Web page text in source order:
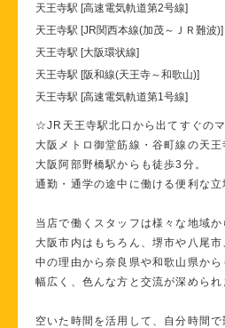
天王寺駅 [高速電気軌道第2号線]
天王寺駅 [JR関西本線(加茂～ＪＲ難波)]
天王寺駅 [大阪環状線]
天王寺駅 [阪和線(天王寺～和歌山)]
天王寺駅 [高速電気軌道第1号線]
☆JR天王寺駅北口から出てすぐの
大阪メトロ御堂筋線・谷町線の天
大阪阿部野橋駅からも徒歩3分。
通勤・通学の途中に働ける便利な立
当店で働くスタッフは様々な地域か
大阪市内はもちろん、堺市や八尾
中の理由から奈良県や和歌山県か
幅広く、色んな方と交流が深められ
空いた時間を活用して、自分時間で